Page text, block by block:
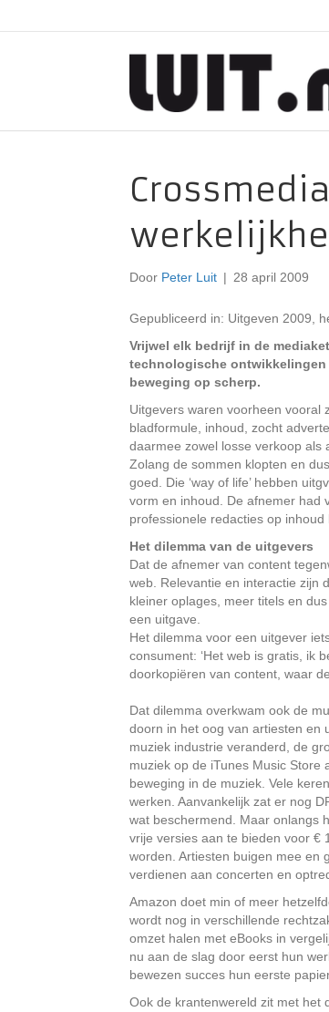
Door Peter Luit | 28 april 2009
Gepubliceerd in: Uitgeven 2009,
Vrijwel elk bedrijf in de
technologische
beweging op scherp.
Uitgevers waren voorheen vooral
bladformule, inhoud, zocht
daarmee zowel losse verkoop als
Zolang de sommen klopten en
goed. Die ‘way of life’ hebben
vorm en inhoud. De afnemer had
professionele redacties op
Het dilemma van de uitgevers
Dat de afnemer van content
web. Relevantie en interactie zijn
kleiner oplages, meer titels en
een uitgave.
Het dilemma voor een uitgever
consument: ‘Het web is gratis, ik
doorkopiëren van content, waar
Dat dilemma overkwam ook de
doorn in het oog van artiesten en
muziek industrie veranderd, de
muziek op de iTunes Music
beweging in de muziek. Vele
werken. Aanvankelijk zat er nog
wat beschermend. Maar onlangs
vrije versies aan te bieden voor €
worden. Artiesten buigen mee en
verdienen aan concerten en
Amazon doet min of meer
wordt nog in verschillende
omzet halen met eBooks in
nu aan de slag door eerst hun
bewezen succes hun eerste
Ook de krantenwereld zit met het